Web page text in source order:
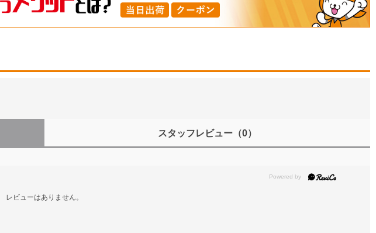
スタッフレビュー （0）
レビューはありません。